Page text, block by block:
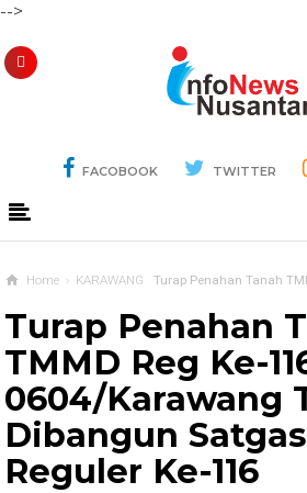
-->
FACOBOOK TWITTER
Home › KARAWANG Turap Penahan Tanah TMMD Reg Ke-116 Kodim
Turap Penahan
TMMD Reg Ke-
0604/Karawang
Dibangun
Reguler Ke-116